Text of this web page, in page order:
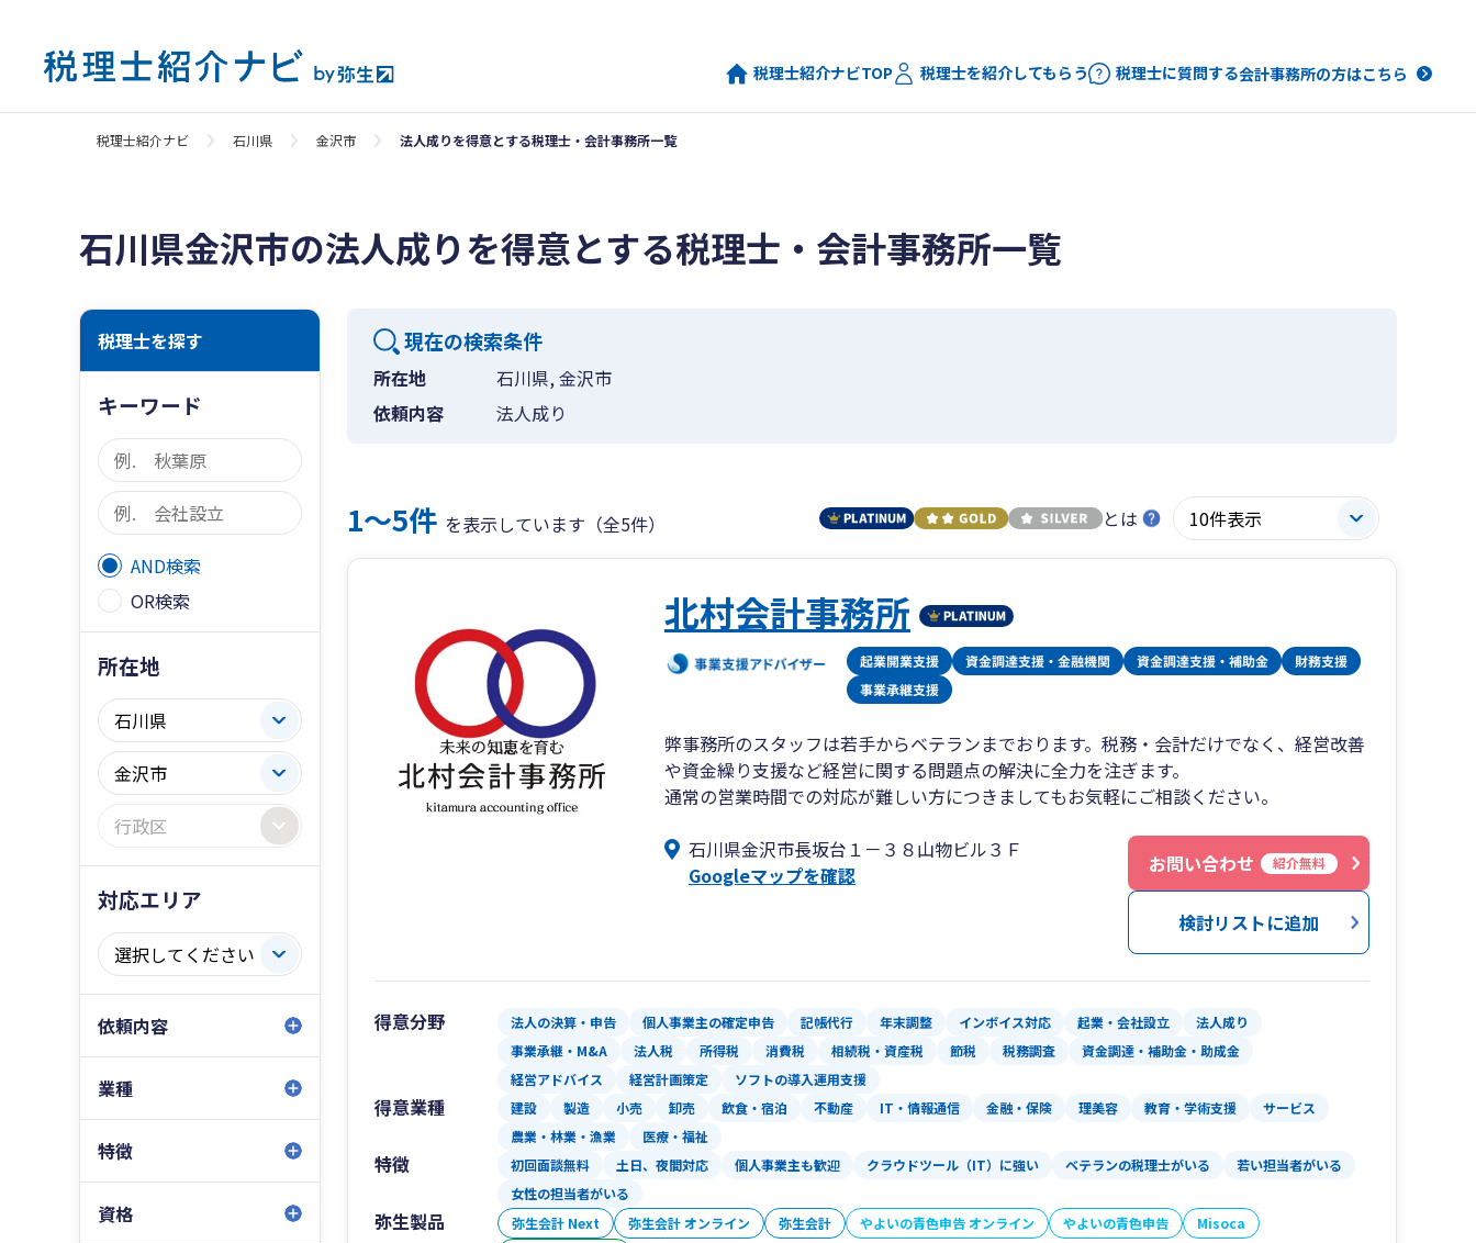
税理士紹介ナビTOP 税理士を紹介してもらう 税理士に質問する会計事務所の方はこちら
税理士紹介ナビ 石川県 金沢市 法人成りを得意とする税理士・会計事務所一覧
石川県金沢市の法人成りを得意とする税理士・会計事務所一覧
税理士を探す
キーワード
AND検索
OR検索
所在地
対応エリア
依頼内容
業種
特徴
資格
現在の検索条件
所在地
石川県, 金沢市
依頼内容
法人成り
1〜5件 を表示しています（全5件） とは
北村会計事務所
弊事務所のスタッフは若手からベテランまでおります。税務・会計だけでなく、経営改善
や資金繰り支援など経営に関する問題点の解決に全力を注ぎます。
通常の営業時間での対応が難しい方につきましてもお気軽にご相談ください。
石川県金沢市長坂台１－３８山物ビル３Ｆ
Googleマップを確認
お問い合わせ 紹介無料
検討リストに追加
得意分野 法人の決算・申告 個人事業主の確定申告 記帳代行 年末調整 インボイス対応 起業・会社設立
法人成り
事業承継・M&A
法人税 所得税 消費税 相続税・資産税 節税 税務調査
資金調達・補助金・助成金
経営アドバイス
経営計画策定 ソフトの導入運用支援
得意業種 建設 製造 小売 卸売 飲食・宿泊 不動産 IT・情報通信 金融・保険 理美容 教育・学術支援
サービス
農業・林業・漁業
医療・福祉
特徴 初回面談無料 土日、夜間対応 個人事業主も歓迎 クラウドツール（IT）に強い ベテランの税理士がいる
若い担当者がいる
女性の担当者がいる
弥生製品 弥生会計 Next 弥生会計 オンライン 弥生会計 やよいの青色申告 オンライン やよいの青色申告
Misoca